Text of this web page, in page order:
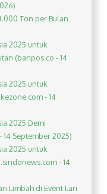
Ton per Bulan
2025 untuk
(banpos.co - 14
2025 untuk
- 14
2025 Demi
September 2025)
2025 untuk
- 14
Limbah di Event Lari